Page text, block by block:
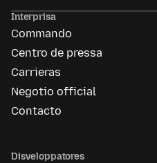
Interprisa
Commando
Centro de pressa
Carrieras
Negotio official
Contacto
Disveloppatores